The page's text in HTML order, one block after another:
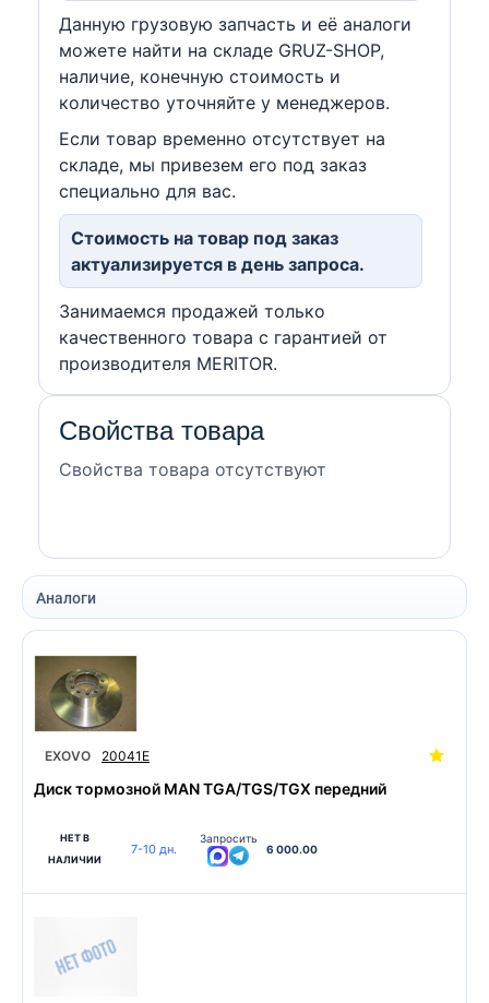
Данную грузовую запчасть и её аналоги
можете найти на складе GRUZ-SHOP,
наличие, конечную стоимость и
количество уточняйте у менеджеров.
Если товар временно отсутствует на
складе, мы привезем его под заказ
специально для вас.
Стоимость на товар под заказ
актуализируется в день запроса.
Занимаемся продажей только
качественного товара с гарантией от
производителя MERITOR.
Свойства товара
Свойства товара отсутствуют
Аналоги
EXOVO 20041E
Диск тормозной MAN TGA/TGS/TGX передний
НЕТ В
НАЛИЧИИ
7-10 дн.
Запросить
6 000.00